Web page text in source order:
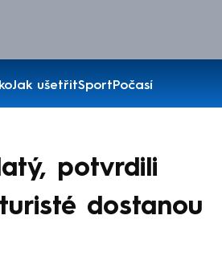
Jak ušetřitSportPočasí
potvrdili
dostanou